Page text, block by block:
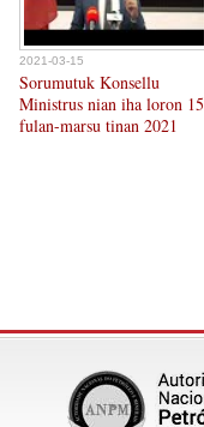
2021-03-15
Sorumutuk Konsellu
Ministrus nian iha loron 15
fulan-marsu tinan 2021